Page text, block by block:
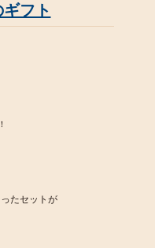
フト
たセットが